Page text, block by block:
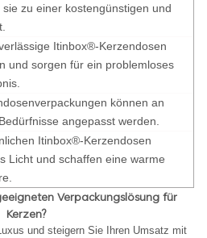
zu einer kostengünstigen und
Itinbox®-Kerzendosen
und sorgen für ein problemloses
können an
angepasst werden.
Itinbox®-Kerzendosen
Licht und schaffen eine warme
Verpackungslösung für
Kerzen?
und steigern Sie Ihren Umsatz mit